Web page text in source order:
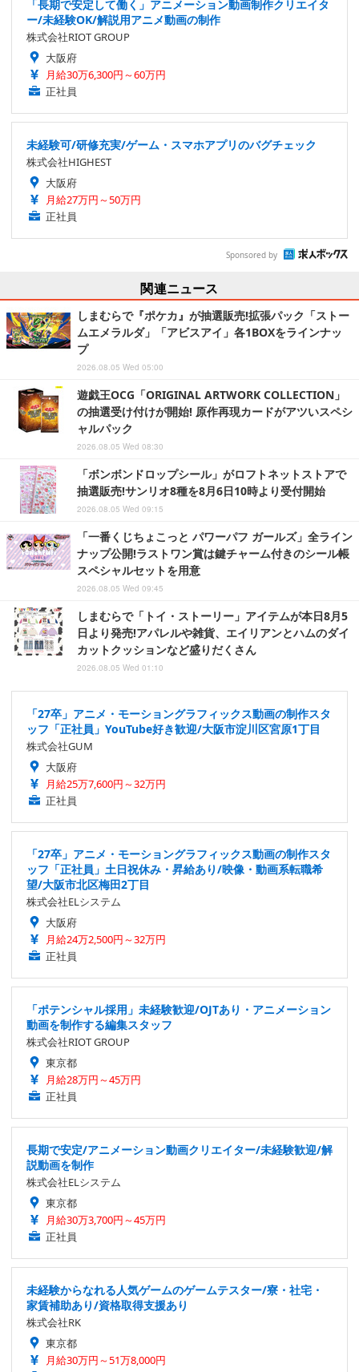
「長期で安定して働く」アニメーション動画制作クリエイタ
ー/未経験OK/解説用アニメ動画の制作
株式会社RIOT GROUP
大阪府
月給30万6,300円～60万円
正社員
未経験可/研修充実/ゲーム・スマホアプリのバグチェック
株式会社HIGHEST
大阪府
月給27万円～50万円
正社員
Sponsored by
関連ニュース
しまむらで『ポケカ』が抽選販売!拡張パック「ストー
ムエメラルダ」「アビスアイ」各1BOXをラインナッ
プ
2026.08.05 Wed 05:00
遊戯王OCG「ORIGINAL ARTWORK COLLECTION」
の抽選受け付けが開始! 原作再現カードがアツいスペシ
ャルパック
2026.08.05 Wed 08:30
「ボンボンドロップシール」がロフトネットストアで
抽選販売!サンリオ8種を8月6日10時より受付開始
2026.08.05 Wed 09:15
「一番くじちょこっと パワーパフ ガールズ」全ライン
ナップ公開!ラストワン賞は鍵チャーム付きのシール帳
スペシャルセットを用意
2026.08.05 Wed 09:45
しまむらで「トイ・ストーリー」アイテムが本日8月5
日より発売!アパレルや雑貨、エイリアンとハムのダイ
カットクッションなど盛りだくさん
2026.08.05 Wed 01:10
「27卒」アニメ・モーショングラフィックス動画の制作スタ
ッフ「正社員」YouTube好き歓迎/大阪市淀川区宮原1丁目
株式会社GUM
大阪府
月給25万7,600円～32万円
正社員
「27卒」アニメ・モーショングラフィックス動画の制作スタ
ッフ「正社員」土日祝休み・昇給あり/映像・動画系転職希
望/大阪市北区梅田2丁目
株式会社ELシステム
大阪府
月給24万2,500円～32万円
正社員
「ポテンシャル採用」未経験歓迎/OJTあり・アニメーション
動画を制作する編集スタッフ
株式会社RIOT GROUP
東京都
月給28万円～45万円
正社員
長期で安定/アニメーション動画クリエイター/未経験歓迎/解
説動画を制作
株式会社ELシステム
東京都
月給30万3,700円～45万円
正社員
未経験からなれる人気ゲームのゲームテスター/寮・社宅・
家賃補助あり/資格取得支援あり
株式会社RK
東京都
月給30万円～51万8,000円